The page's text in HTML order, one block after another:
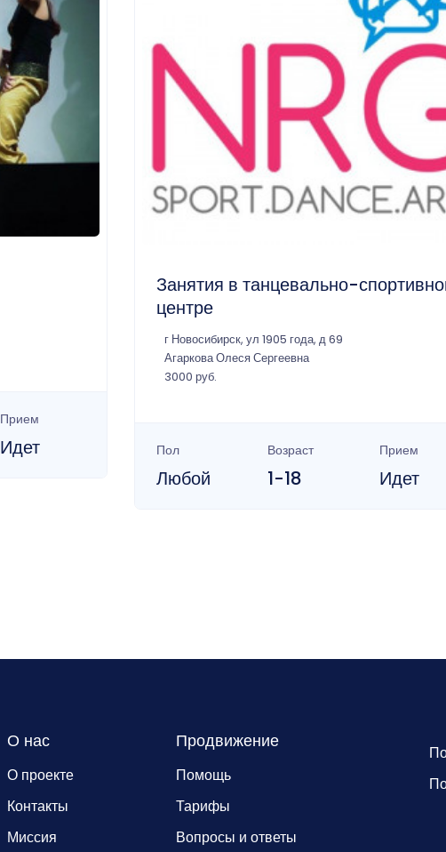
Прием
Идет
Занятия в танцевально-
центре
г Новосибирск, ул 1905 года, д 69
Агаркова Олеся Сергеевна
3000 руб.
Пол
Любой
Возраст
1-18
Прием
Идет
О нас
О проекте
Контакты
Миссия
Продвижение
Помощь
Тарифы
Вопросы и ответы